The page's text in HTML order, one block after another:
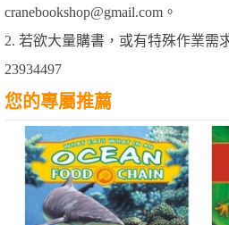
cranebookshop@gmail.com。
2. 若欲大量購書，或有特殊作業需
23934497
您的專屬推薦